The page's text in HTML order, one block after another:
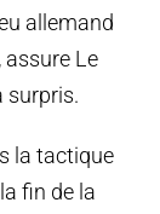
allemand
assure Le
surpris.
la tactique
fin de la